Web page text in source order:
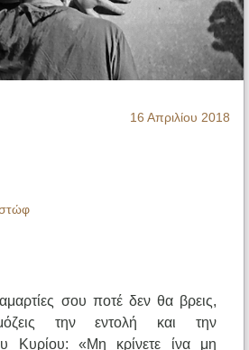
16 Απριλίου 2018
σου ποτέ δεν θα βρεις,
την εντολή και την
Κυρίου: «Μη κρίνετε ίνα μη